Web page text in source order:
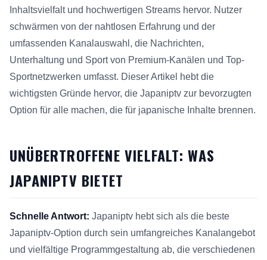
Inhaltsvielfalt und hochwertigen Streams hervor. Nutzer
schwärmen von der nahtlosen Erfahrung und der
umfassenden Kanalauswahl, die Nachrichten,
Unterhaltung und Sport von Premium-Kanälen und Top-
Sportnetzwerken umfasst. Dieser Artikel hebt die
wichtigsten Gründe hervor, die Japaniptv zur bevorzugten
Option für alle machen, die für japanische Inhalte brennen.
UNÜBERTROFFENE VIELFALT: WAS
JAPANIPTV BIETET
Schnelle Antwort: Japaniptv hebt sich als die beste
Japaniptv-Option durch sein umfangreiches Kanalangebot
und vielfältige Programmgestaltung ab, die verschiedenen